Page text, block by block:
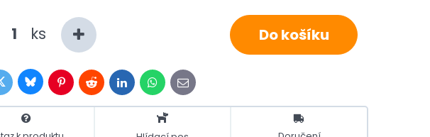
ks Do košíku
BlueskyPinterestRedditLinkedInWhatsApp
E-
mail